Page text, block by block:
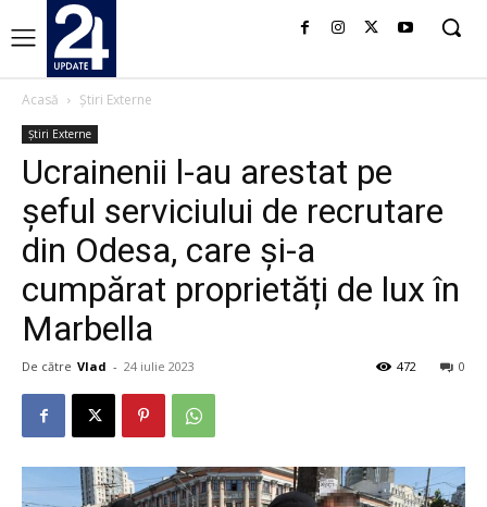
Acasă Știri Externe
Știri Externe
Ucrainenii l-au arestat pe
şeful serviciului de recrutare
din Odesa, care și-a
cumpărat proprietăți de lux în
Marbella
De către Vlad - 24 iulie 2023 0
472